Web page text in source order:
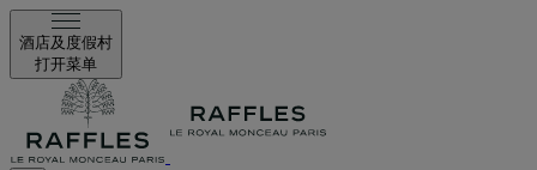
酒店及度假村
打开菜单